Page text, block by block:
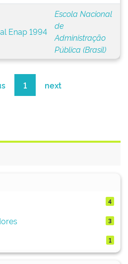
Enap 1994
Escola Nacional
de
Administração
Pública (Brasil)
1 next
4
3
1